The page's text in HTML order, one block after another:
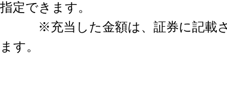
指定できます。
※充当した金額は、証券に記載さ
ます。